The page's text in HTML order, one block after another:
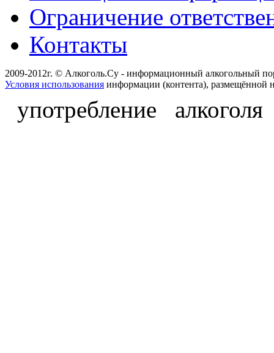
Ограничение
Контакты
2009-2012г. © Алкоголь.Су - информационный алкогольный
Условия использования информации (контента), размещённой
употребление